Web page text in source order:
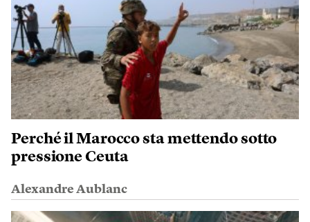
Perché il Marocco sta mettendo sotto
pressione Ceuta
Alexandre Aublanc